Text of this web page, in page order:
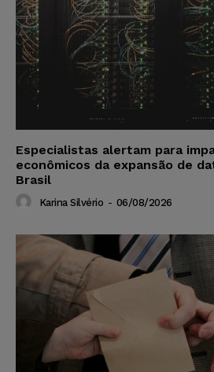
Especialistas alertam para
econômicos da expansão de
Brasil
Karina Silvério - 06/08/2026